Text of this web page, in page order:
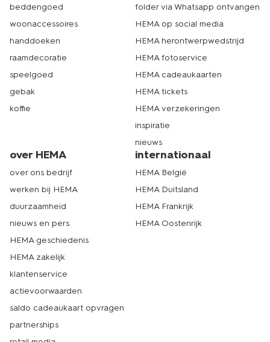
beddengoed
woonaccessoires
handdoeken
raamdecoratie
speelgoed
gebak
koffie
folder via Whatsapp ontvangen
HEMA op social media
HEMA herontwerpwedstrijd
HEMA fotoservice
HEMA cadeaukaarten
HEMA tickets
HEMA verzekeringen
inspiratie
nieuws
over HEMA
over ons bedrijf
werken bij HEMA
duurzaamheid
nieuws en pers
HEMA geschiedenis
HEMA zakelijk
klantenservice
actievoorwaarden
saldo cadeaukaart opvragen
partnerships
internationaal
HEMA België
HEMA Duitsland
HEMA Frankrijk
HEMA Oostenrijk